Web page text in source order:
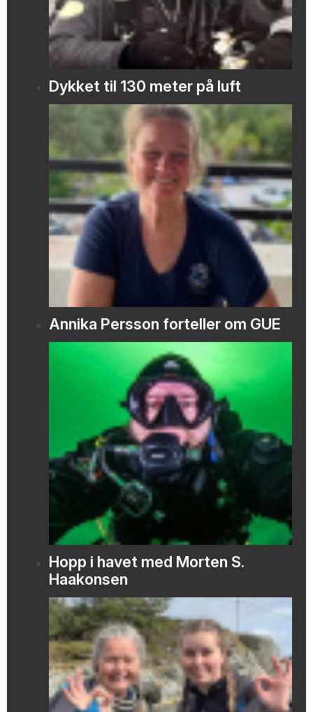
Dykket til 130 meter på luft
Annika Persson forteller om GUE
Hopp i havet med Morten S.
Haakonsen